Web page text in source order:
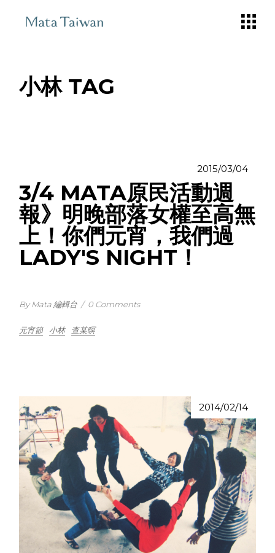
小林 TAG
2015/03/04
3/4 MATA原民活動週
報》明晚部落女權至高無
上！你們元宵，我們過
LADY'S NIGHT！
By Mata 編輯台 / 0 Comments
元宵節 小林 查某暝
2014/02/14